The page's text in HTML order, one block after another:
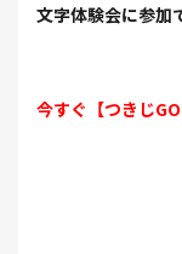
文字体験会に参加
今すぐ【つきじ